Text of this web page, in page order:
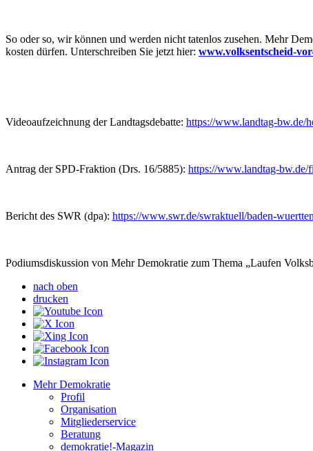
So oder so, wir können und werden nicht tatenlos zusehen. Mehr
kosten dürfen. Unterschreiben Sie jetzt hier: www.volksentscheid-
Videoaufzeichnung der Landtagsdebatte: https://www.landtag-bw.de/
Antrag der SPD-Fraktion (Drs. 16/5885): https://www.landtag-
Bericht des SWR (dpa): https://www.swr.de/swraktuell/baden-
Podiumsdiskussion von Mehr Demokratie zum Thema „Laufen
nach oben
drucken
Mehr Demokratie
Profil
Organisation
Mitgliederservice
Beratung
demokratie!-Magazin